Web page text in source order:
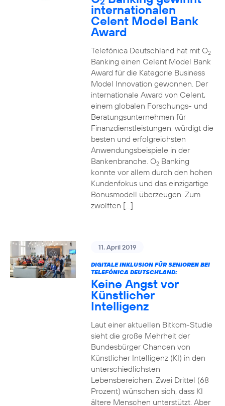
internationalen
Celent Model Bank
Award
Telefónica Deutschland hat mit O2
Banking einen Celent Model Bank
Award für die Kategorie Business
Model Innovation gewonnen. Der
internationale Award von Celent,
einem globalen Forschungs- und
Beratungsunternehmen für
Finanzdienstleistungen, würdigt die
besten und erfolgreichsten
Anwendungsbeispiele in der
Bankenbranche. O2Banking
konnte vor allem durch den hohen
Kundenfokus und das einzigartige
Bonusmodell überzeugen. Zum
zwölften […]
11. April 2019
DIGITALE INKLUSION FÜR SENIOREN BEI
TELEFÓNICA DEUTSCHLAND:
Keine Angst vor
Künstlicher
Intelligenz
Laut einer aktuellen Bitkom-Studie
sieht die große Mehrheit der
Bundesbürger Chancen von
Künstlicher Intelligenz (KI) in den
unterschiedlichsten
Lebensbereichen. Zwei Drittel (68
Prozent) wünschen sich, dass KI
ältere Menschen unterstützt. Aber